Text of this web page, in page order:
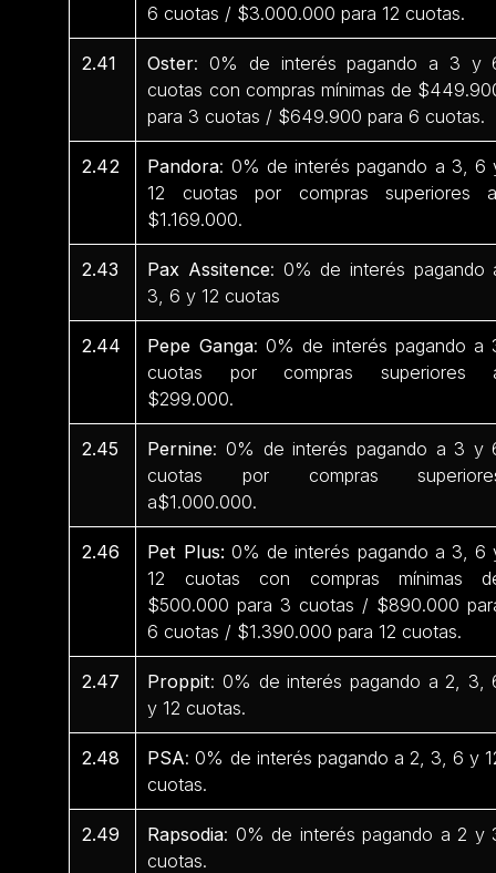
6 cuotas / $3.000.000 para 12 cuotas.
2.41 Oster: 0% de interés pagando a 3 y
cuotas con compras mínimas de
para 3 cuotas / $649.900 para 6 cuotas.
2.42 Pandora: 0% de interés pagando a 3, 6
12 cuotas por compras superiores
$1.169.000.
2.43 Pax Assitence: 0% de interés pagando
3, 6 y 12 cuotas
2.44 Pepe Ganga: 0% de interés pagando a
cuotas por compras superiores
$299.000.
2.45 Pernine: 0% de interés pagando a 3 y
cuotas por compras
a$1.000.000.
2.46 Pet Plus: 0% de interés pagando a 3, 6
12 cuotas con compras mínimas
$500.000 para 3 cuotas / $890.000
6 cuotas / $1.390.000 para 12 cuotas.
2.47 Proppit: 0% de interés pagando a 2, 3,
y 12 cuotas.
2.48 PSA: 0% de interés pagando a 2, 3, 6 y
cuotas.
2.49 Rapsodia: 0% de interés pagando a 2 y
cuotas.